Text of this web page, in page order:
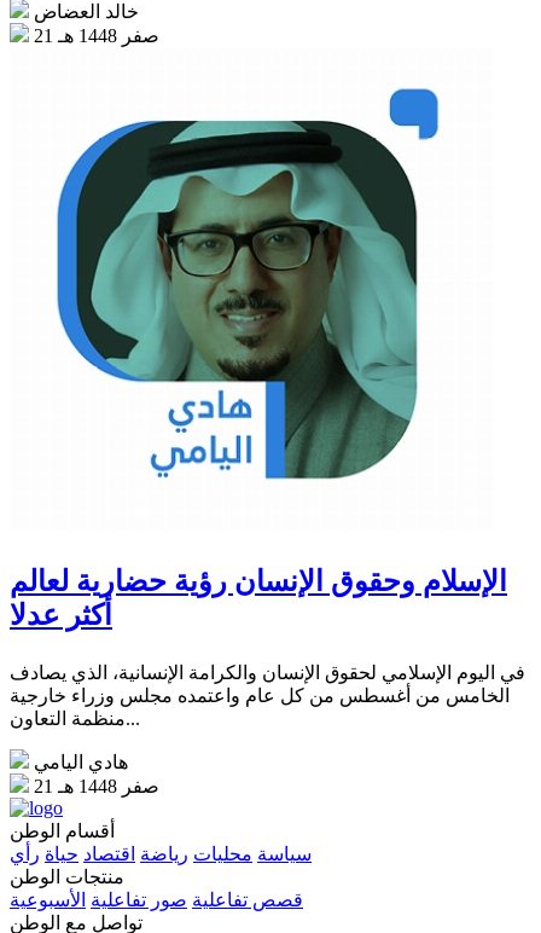
خالد العضاض
21 صفر 1448 هـ
الإسلام وحقوق الإنسان رؤية حضارية لعالم
أكثر عدلا
في اليوم الإسلامي لحقوق الإنسان والكرامة الإنسانية، الذي يصادف
الخامس من أغسطس من كل عام واعتمده مجلس وزراء خارجية
منظمة التعاون...
هادي اليامي
21 صفر 1448 هـ
أقسام الوطن
سياسة محليات رياضة اقتصاد حياة رأي
منتجات الوطن
قصص تفاعلية صور تفاعلية الأسبوعية
تواصل مع الوطن